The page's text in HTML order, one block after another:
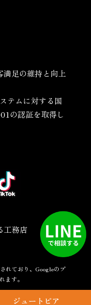
ジュートピア
満足の維持と向上
テムに対する国
の認証を取得し
工務店
れており、Googleの プ
ます。